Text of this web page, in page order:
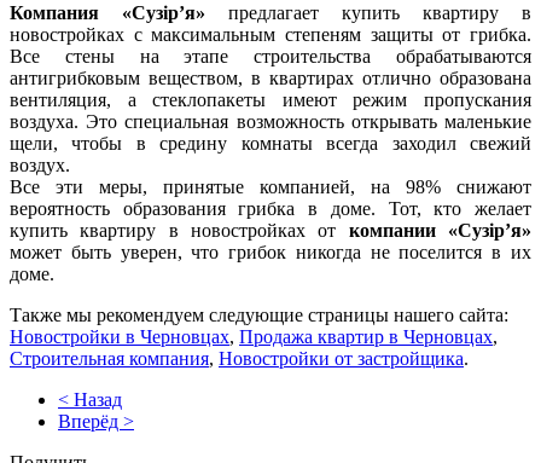
Компания «Сузір’я» предлагает купить квартиру в
новостройках с максимальным степеням защиты от грибка.
Все стены на этапе строительства обрабатываются
антигрибковым веществом, в квартирах отлично образована
вентиляция, а стеклопакеты имеют режим пропускания
воздуха. Это специальная возможность открывать маленькие
щели, чтобы в средину комнаты всегда заходил свежий
воздух.
Все эти меры, принятые компанией, на 98% снижают
вероятность образования грибка в доме. Тот, кто желает
купить квартиру в новостройках от компании «Сузір’я»
может быть уверен, что грибок никогда не поселится в их
доме.
Также мы рекомендуем следующие страницы нашего сайта:
Новостройки в Черновцах, Продажа квартир в Черновцах,
Строительная компания, Новостройки от застройщика.
< Назад
Вперёд >